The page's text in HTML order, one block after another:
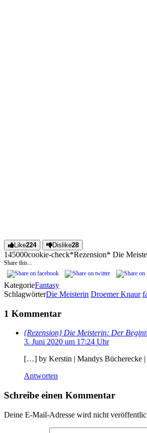
Like224 Dislike28
145000cookie-check*Rezension* Die
Share this...
KategorieFantasy
SchlagwörterDie Meisterin Droemer Knaur
1 Kommentar
{Rezension} Die Meisterin: Der
3. Juni 2020 um 17:24 Uhr
[…] by Kerstin | Mandys Bücherecke
Antworten
Schreibe einen Kommentar
Deine E-Mail-Adresse wird nicht